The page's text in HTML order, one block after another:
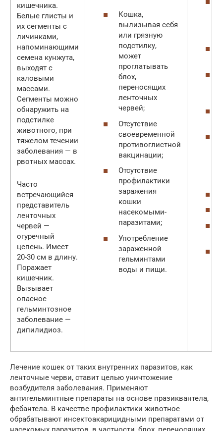
кишечника.
Белые глисты и
их сегменты с
личинками,
напоминающими
семена кунжута,
выходят с
каловыми
массами.
Сегменты можно
обнаружить на
подстилке
животного, при
тяжелом течении
заболевания — в
рвотных массах.
Часто
встречающийся
представитель
ленточных
червей —
огуречный
цепень. Имеет
20-30 см в длину.
Поражает
кишечник.
Вызывает
опасное
гельминтозное
заболевание —
дипилидиоз.
Кошка,
вылизывая себя
или грязную
подстилку,
может
проглатывать
блох,
переносящих
ленточных
червей;
Отсутствие
своевременной
противоглистной
вакцинации;
Отсутствие
профилактики
заражения
кошки
насекомыми-
паразитами;
Употребление
зараженной
гельминтами
воды и пищи.
Лечение кошек от таких внутренних паразитов, как
ленточные черви, ставит целью уничтожение
возбудителя заболевания. Применяют
антигельминтные препараты на основе празиквантела,
фебантела. В качестве профилактики животное
обрабатывают инсектоакарицидными препаратами от